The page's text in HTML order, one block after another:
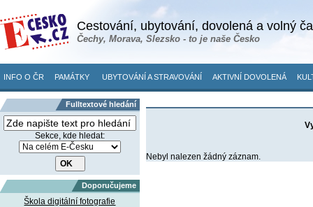
Cestování, ubytování, dovolená a volný
Čechy, Morava, Slezsko - to je naše Česko
INFO O ČR PAMÁTKY UBYTOVÁNÍ A STRAVOVÁNÍ AKTIVNÍ DOVOLENÁ
Fulltextové hledání
Sekce, kde hledat:
Doporučujeme
Škola digitální fotografie
Nebyl nalezen žádný záznam.